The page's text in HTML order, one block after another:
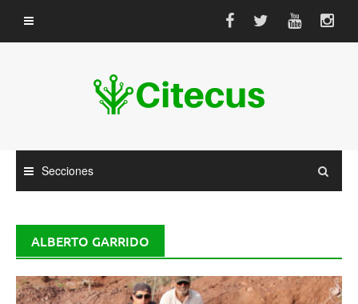
contenido
Secciones
ALBERTO GARRIDO